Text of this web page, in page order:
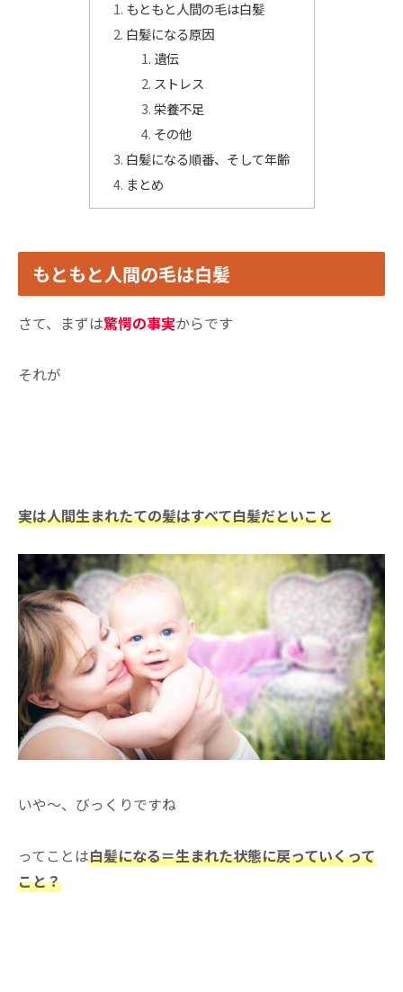
もともと人間の毛は白髪
白髪になる原因
遺伝
ストレス
栄養不足
その他
白髪になる順番、そして年齢
まとめ
もともと人間の毛は白髪
さて、まずは驚愕の事実からです
それが
実は人間生まれたての髪はすべて白髪だといこと
いや〜、びっくりですね
ってことは白髪になる＝生まれた状態に戻っていくって
こと？